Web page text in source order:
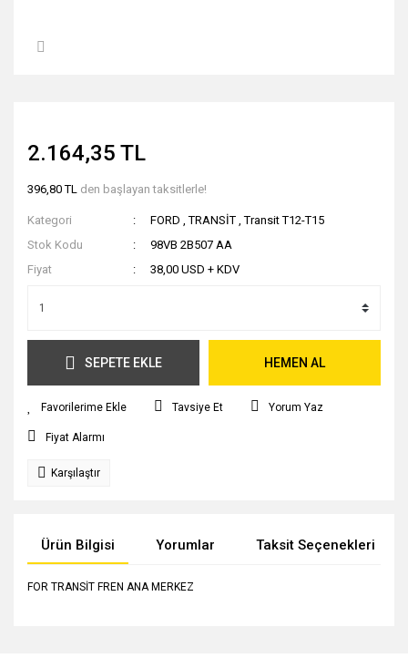
2.164,35 TL
396,80 TL den başlayan taksitlerle!
Kategori FORD ,TRANSİT ,Transit T12-T15
Stok Kodu
98VB 2B507 AA
Fiyat
38,00 USD + KDV
SEPETE EKLE HEMEN AL
Tavsiye Et Yorum Yaz
Fiyat Alarmı
Karşılaştır
Ürün Bilgisi Yorumlar Taksit Seçenekleri
FOR TRANSİT FREN ANA MERKEZ